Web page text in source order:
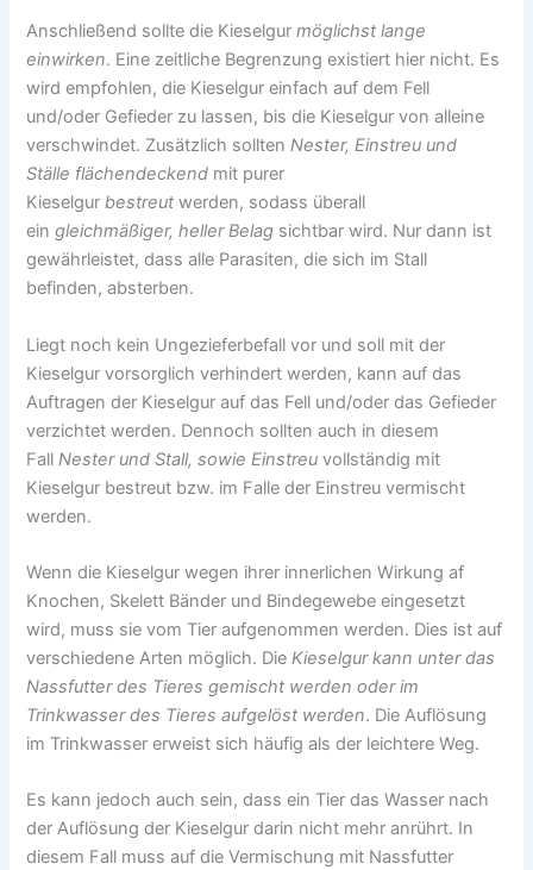
Anschließend sollte die Kieselgurmöglichst lange
einwirken. Eine zeitliche Begrenzung existiert hier nicht. Es
wird empfohlen, die Kieselgur einfach auf dem Fell
und/oder Gefieder zu lassen, bis die Kieselgur von alleine
verschwindet. Zusätzlich solltenNester, Einstreu und
Ställe flächendeckend mit purer
Kieselgurbestreut werden, sodass überall
eingleichmäßiger, heller Belag sichtbar wird. Nur dann ist
gewährleistet, dass alle Parasiten, die sich im Stall
befinden, absterben.
Liegt noch kein Ungezieferbefall vor und soll mit der
Kieselgur vorsorglich verhindert werden, kann auf das
Auftragen der Kieselgur auf das Fell und/oder das Gefieder
verzichtet werden. Dennoch sollten auch in diesem
FallNester und Stall, sowie Einstreu vollständig mit
Kieselgur bestreut bzw. im Falle der Einstreu vermischt
werden.
Wenn die Kieselgur wegen ihrer innerlichen Wirkung af
Knochen, Skelett Bänder und Bindegewebe eingesetzt
wird, muss sie vom Tier aufgenommen werden. Dies ist auf
verschiedene Arten möglich. DieKieselgur kann unter das
Nassfutter des Tieres gemischt werden oder im
Trinkwasser des Tieres aufgelöst werden. Die Auflösung
im Trinkwasser erweist sich häufig als der leichtere Weg.
Es kann jedoch auch sein, dass ein Tier das Wasser nach
der Auflösung der Kieselgur darin nicht mehr anrührt. In
diesem Fall muss auf die Vermischung mit Nassfutter